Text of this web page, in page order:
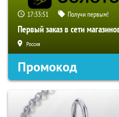
17:33:50 Получи первым!
Первый заказ в сети
Россия
Промокод